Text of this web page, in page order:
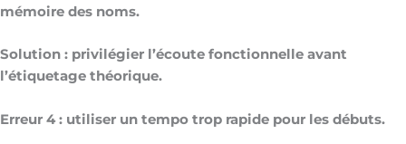
mémoire des noms.
Solution : privilégier l’écoute fonctionnelle avant
l’étiquetage théorique.
Erreur 4 : utiliser un tempo trop rapide pour les débuts.